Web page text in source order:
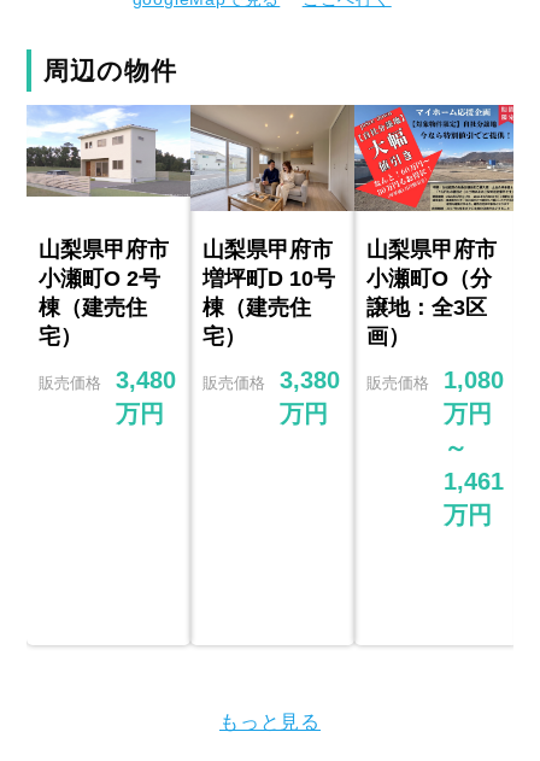
周辺の物件
山梨県甲府市
小瀬町O 2号
棟（建売住
宅）
販売価格
3,480
万円
山梨県甲府市
増坪町D 10号
棟（建売住
宅）
販売価格
3,380
万円
山梨県甲府市
小瀬町O（分
譲地：全3区
画）
販売価格
1,080
万円
～
1,461
万円
もっと見る